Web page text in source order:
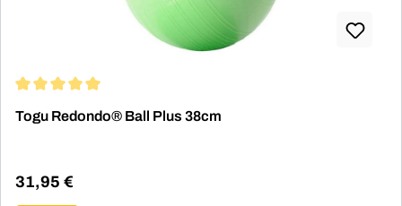
Togu Redondo® Ball Plus 38cm
Regulärer Preis:
31,95 €